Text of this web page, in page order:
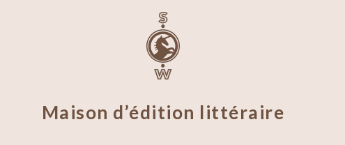
Maison d’édition littéraire